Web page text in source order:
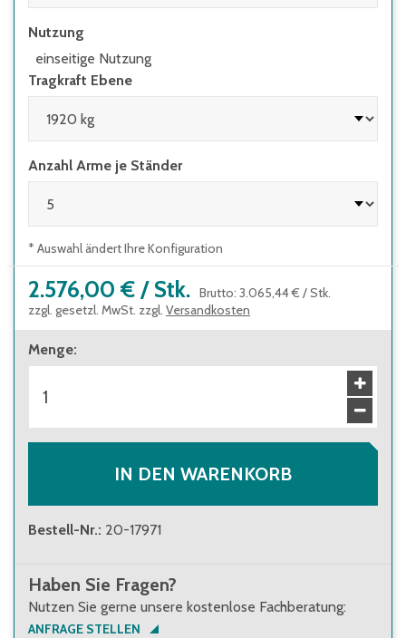
Nutzung
einseitige Nutzung
Tragkraft Ebene
Anzahl Arme je Ständer
* Auswahl ändert Ihre Konfiguration
2.576,00 € / Stk. Brutto: 3.065,44 € /Stk.
zzgl. gesetzl. MwSt. zzgl. Versandkosten
Menge:
IN DEN WARENKORB
Bestell-Nr.: 20-17971
Haben Sie Fragen?
Nutzen Sie gerne unsere kostenlose Fachberatung:
ANFRAGE STELLEN